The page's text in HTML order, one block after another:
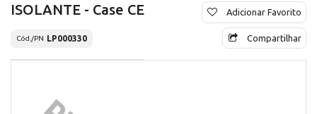
ISOLANTE - Case CE
Cód./PN LP000330
Adicionar Favorito
Compartilhar